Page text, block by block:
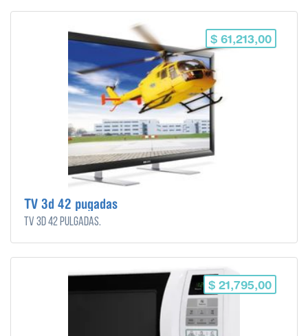
$ 61,213,00
TV 3d 42 pugadas
TV 3d 42 pulgadas.
$ 21,795,00